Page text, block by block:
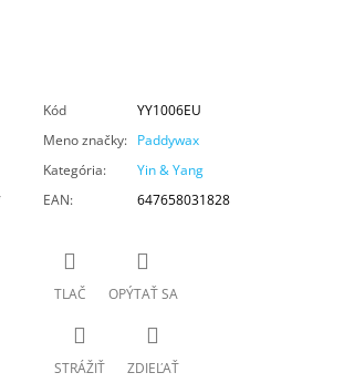
Kód
YY1006EU
Meno značky:
Paddywax
Kategória:
Yin & Yang
EAN: 647658031828
TLAČ OPÝTAŤ SA
STRÁŽIŤ ZDIEĽAŤ